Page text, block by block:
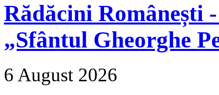
Rădăcini Românești
„Sfântul Gheorghe
6 August 2026